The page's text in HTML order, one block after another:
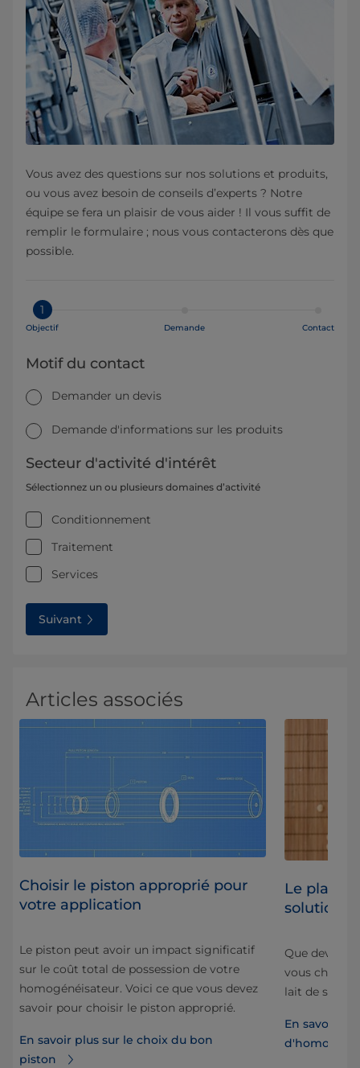
Vous avez des questions sur nos solutions et produits,
ou vous avez besoin de conseils d’experts ? Notre
équipe se fera un plaisir de vous aider ! Il vous suffit de
remplir le formulaire ; nous vous contacterons dès que
possible.
1
Objectif Demande Contact
Motif du contact
Demander un devis
Demande d'informations sur les produits
Secteur d'activité d'intérêt
Sélectionnez un ou plusieurs domaines d’activité
Conditionnement
Traitement
Services
Suivant
Articles associés
Choisir le piston approprié pour
votre application
Le piston peut avoir un impact significatif
sur le coût total de possession de votre
homogénéisateur. Voici ce que vous devez
savoir pour choisir le piston approprié.
En savoir plus sur le choix du bon
piston
Le plaisir
solutions
Que devez-
vous
lait de soja
En savoir